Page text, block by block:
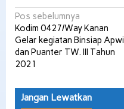
Navigasi
pos
Pos sebelumnya
Kodim 0427/Way Kanan
Gelar kegiatan Binsiap Apwil
dan Puanter TW. III Tahun
2021
Jangan Lewatkan